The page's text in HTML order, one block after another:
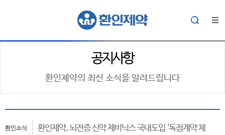
공지사항
환인제약의 최신 소식을 알려드립니다
환인소식
환인제약, 뇌전증 신약 제비닉스 국내도입 ‘독점계약 체